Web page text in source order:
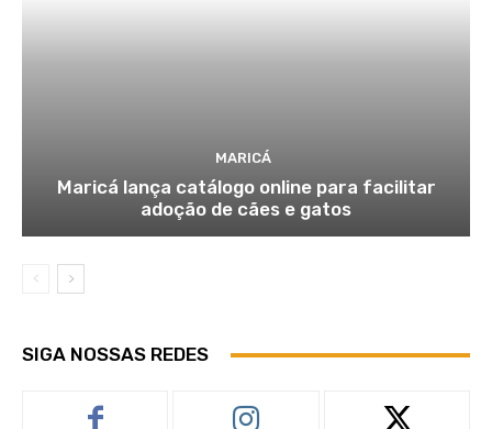
MARICÁ
Maricá lança catálogo online para facilitar
adoção de cães e gatos
SIGA NOSSAS REDES